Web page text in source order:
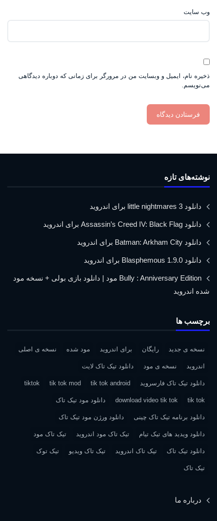
وب‌ سایت
ذخیره نام، ایمیل و وبسایت من در مرورگر برای زمانی که دوباره دیدگاهی
می‌نویسم.
نوشته‌های تازه
دانلود little nightmares 3 برای اندروید
دانلود Assassin’s Creed IV: Black Flag برای اندروید
دانلود Batman: Arkham City برای اندروید
دانلود Blasphemous 1.9.0 برای اندروید
Bully : Anniversary Edition مود | دانلود بازی بولی + نسخه مود
شده اندروید
برچسب ها
نسخه ی جدید رایگان برای اندروید مود شده نسخه ی اصلی
اندروید نسخه ی مود دانلود تیک تاک لایت
دانلود تیک تاک فارسروید tik tok android
tik tok mod
tiktok
tik tok
download video tik tok دانلود مود تیک تاک
دانلود برنامه تیک تاک چینی دانلود ورژن مود تیک تاک
دانلود ویدید های تیک تیام تیک تاک مود اندروید تیک تاک مود
دانلود تیک تاک تیک تاک اندروید تیک تاک ویدیو تیک توک
تیک تاک
درباره ما